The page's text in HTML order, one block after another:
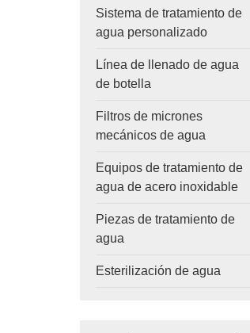
Sistema de tratamiento de
agua personalizado
Línea de llenado de agua
de botella
Filtros de micrones
mecánicos de agua
Equipos de tratamiento de
agua de acero inoxidable
Piezas de tratamiento de
agua
Esterilización de agua